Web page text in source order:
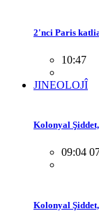
2'nci Paris
10:47
JINEOLOJÎ
Kolonyal Şiddet,
09:04
Kolonyal Şiddet,